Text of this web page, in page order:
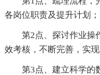
各岗位职责及提升计划；
第2点、探讨作业操作
效考核，不断完善，实
第3点、建立科学的